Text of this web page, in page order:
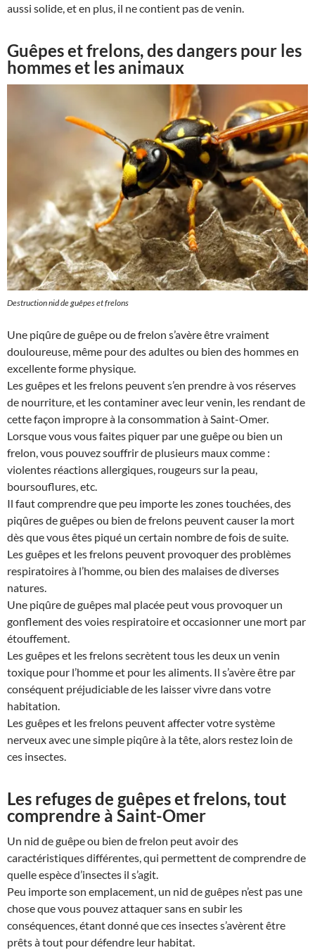
aussi solide, et en plus, il ne contient pas de venin.
Guêpes et frelons, des dangers pour les
hommes et les animaux
Destruction nid de guêpes et frelons
Une piqûre de guêpe ou de frelon s’avère être vraiment
douloureuse, même pour des adultes ou bien des hommes en
excellente forme physique.
Les guêpes et les frelons peuvent s’en prendre à vos réserves
de nourriture, et les contaminer avec leur venin, les rendant de
cette façon impropre à la consommation à Saint-Omer.
Lorsque vous vous faites piquer par une guêpe ou bien un
frelon, vous pouvez souffrir de plusieurs maux comme :
violentes réactions allergiques, rougeurs sur la peau,
boursouflures, etc.
Il faut comprendre que peu importe les zones touchées, des
piqûres de guêpes ou bien de frelons peuvent causer la mort
dès que vous êtes piqué un certain nombre de fois de suite.
Les guêpes et les frelons peuvent provoquer des problèmes
respiratoires à l’homme, ou bien des malaises de diverses
natures.
Une piqûre de guêpes mal placée peut vous provoquer un
gonflement des voies respiratoire et occasionner une mort par
étouffement.
Les guêpes et les frelons secrètent tous les deux un venin
toxique pour l’homme et pour les aliments. Il s’avère être par
conséquent préjudiciable de les laisser vivre dans votre
habitation.
Les guêpes et les frelons peuvent affecter votre système
nerveux avec une simple piqûre à la tête, alors restez loin de
ces insectes.
Les refuges de guêpes et frelons, tout
comprendre à Saint-Omer
Un nid de guêpe ou bien de frelon peut avoir des
caractéristiques différentes, qui permettent de comprendre de
quelle espèce d’insectes il s’agit.
Peu importe son emplacement, un nid de guêpes n’est pas une
chose que vous pouvez attaquer sans en subir les
conséquences, étant donné que ces insectes s’avèrent être
prêts à tout pour défendre leur habitat.